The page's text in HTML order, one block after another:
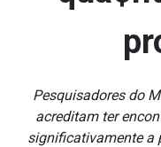
Pesquisadores do
acreditam ter
significativamente a